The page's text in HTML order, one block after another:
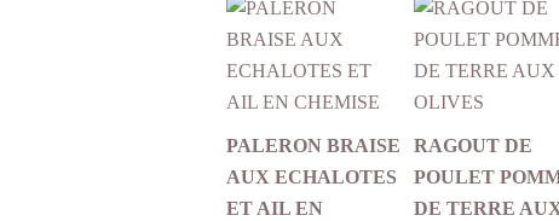
PALERON BRAISE
AUX ECHALOTES
ET AIL EN
RAGOUT DE
POULET
DE TERRE